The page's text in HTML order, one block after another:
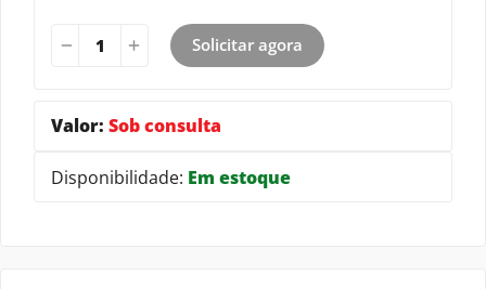
Solicitar agora
Valor: Sob consulta
Disponibilidade: Em estoque